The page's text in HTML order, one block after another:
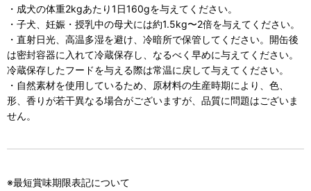
・成犬の体重2kgあたり1日160gを与えてください。
・子犬、妊娠・授乳中の母犬には約1.5kg〜2倍を与えてください。
・直射日光、高温多湿を避け、冷暗所で保管してください。開缶後
は密封容器に入れて冷蔵保存し、なるべく早めに与えてください。
冷蔵保存したフードを与える際は常温に戻して与えてください。
・自然素材を使用しているため、原材料の生産時期により、色、
形、香りが若干異なる場合がございますが、品質に問題はございま
せん。
※最短賞味期限表記について